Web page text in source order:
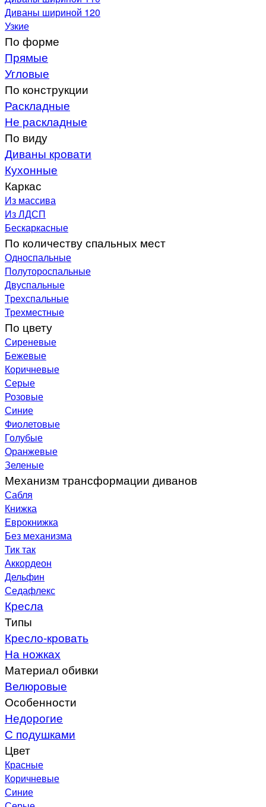
Диваны шириной 120
Узкие
По форме
Прямые
Угловые
По конструкции
Раскладные
Не раскладные
По виду
Диваны кровати
Кухонные
Каркас
Из массива
Из ЛДСП
Бескаркасные
По количеству спальных мест
Односпальные
Полутороспальные
Двуспальные
Трехспальные
Трехместные
По цвету
Сиреневые
Бежевые
Коричневые
Серые
Розовые
Синие
Фиолетовые
Голубые
Оранжевые
Зеленые
Механизм трансформации диванов
Сабля
Книжка
Еврокнижка
Без механизма
Тик так
Аккордеон
Дельфин
Седафлекс
Кресла
Типы
Кресло-кровать
На ножках
Материал обивки
Велюровые
Особенности
Недорогие
С подушками
Цвет
Красные
Коричневые
Синие